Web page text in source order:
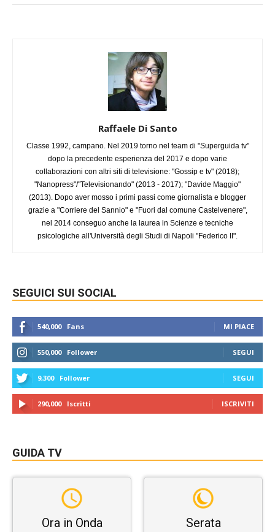
Raffaele Di Santo
Classe 1992, campano. Nel 2019 torno nel team di "Superguida tv"
dopo la precedente esperienza del 2017 e dopo varie
collaborazioni con altri siti di televisione: "Gossip e tv" (2018);
"Nanopress"/"Televisionando" (2013 - 2017); "Davide Maggio"
(2013). Dopo aver mosso i primi passi come giornalista e blogger
grazie a "Corriere del Sannio" e "Fuori dal comune Castelvenere",
nel 2014 conseguo anche la laurea in Scienze e tecniche
psicologiche all'Università degli Studi di Napoli "Federico II".
SEGUICI SUI SOCIAL
540,000 Fans MI PIACE
550,000 Follower SEGUI
9,300 Follower SEGUI
290,000 Iscritti ISCRIVITI
GUIDA TV
Ora in Onda Serata